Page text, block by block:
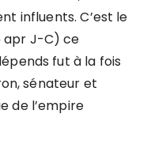
influents. C’est le
apr J-C) ce
fut à la fois
sénateur et
de l’empire